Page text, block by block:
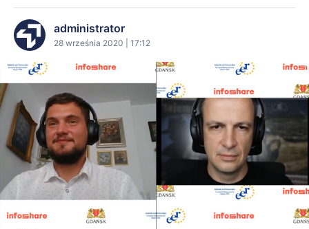
administrator
28 września 2020 | 17:12